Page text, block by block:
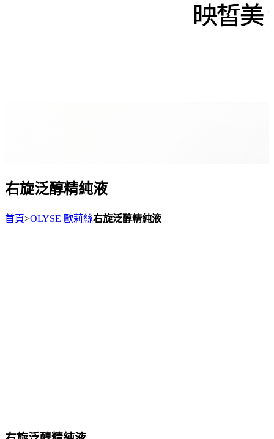
右旋泛醇精純液
首頁>OLYSE 歐莉絲右旋泛醇精純液